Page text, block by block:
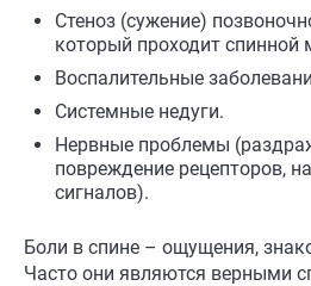
Стеноз (сужение)
который проходит спинной
Воспалительные
Системные недуги.
Нервные проблемы
повреждение рецепторов,
сигналов).
Боли в спине – ощущения,
Часто они являются верными